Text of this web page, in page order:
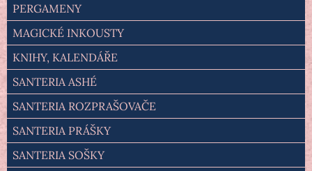
PERGAMENY
MAGICKÉ INKOUSTY
KNIHY, KALENDÁŘE
SANTERIA ASHÉ
SANTERIA ROZPRAŠOVAČE
SANTERIA PRÁŠKY
SANTERIA SOŠKY